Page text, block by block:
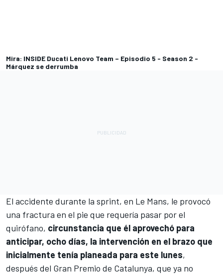
Mira: INSIDE Ducati Lenovo Team – Episodio 5 - Season 2 -
Márquez se derrumba
El accidente durante la sprint, en Le Mans, le provocó
una fractura en el pie que requería pasar por el
quirófano, circunstancia que él aprovechó para
anticipar, ocho días, la intervención en el brazo que
inicialmente tenía planeada para este lunes,
después del Gran Premio de Catalunya, que ya no